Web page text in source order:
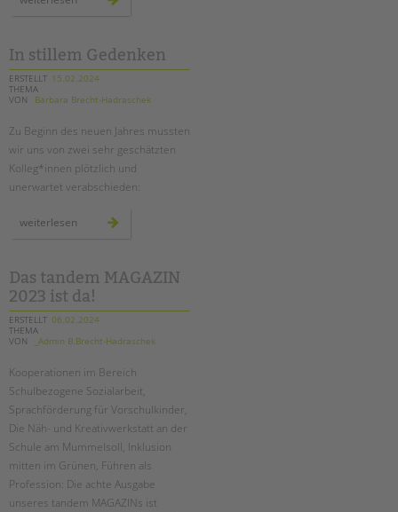
In stillem Gedenken
ERSTELLT 15.02.2024
THEMA
VON
Barbara Brecht-Hadraschek
Zu Beginn des neuen Jahres mussten
wir uns von zwei sehr geschätzten
Kolleg*innen plötzlich und
unerwartet verabschieden:
weiterlesen
Das tandem MAGAZIN
2023 ist da!
ERSTELLT 06.02.2024
THEMA
VON
_Admin B.Brecht-Hadraschek
Kooperationen im Bereich
Schulbezogene Sozialarbeit,
Sprachförderung für Vorschulkinder,
Die Näh- und Kreativwerkstatt an der
Schule am Mummelsoll, Inklusion
mitten im Grünen, Führen als
Profession: Die achte Ausgabe
unseres tandem MAGAZINs ist